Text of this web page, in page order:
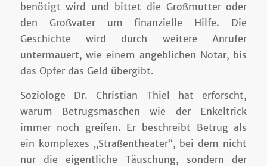
benötigt wird und bittet die Großmutter oder
den Großvater um finanzielle Hilfe. Die
Geschichte wird durch weitere Anrufer
untermauert, wie einem angeblichen Notar, bis
das Opfer das Geld übergibt.
Soziologe Dr. Christian Thiel hat erforscht,
warum Betrugsmaschen wie der Enkeltrick
immer noch greifen. Er beschreibt Betrug als
ein komplexes „Straßentheater“, bei dem nicht
nur die eigentliche Täuschung, sondern der